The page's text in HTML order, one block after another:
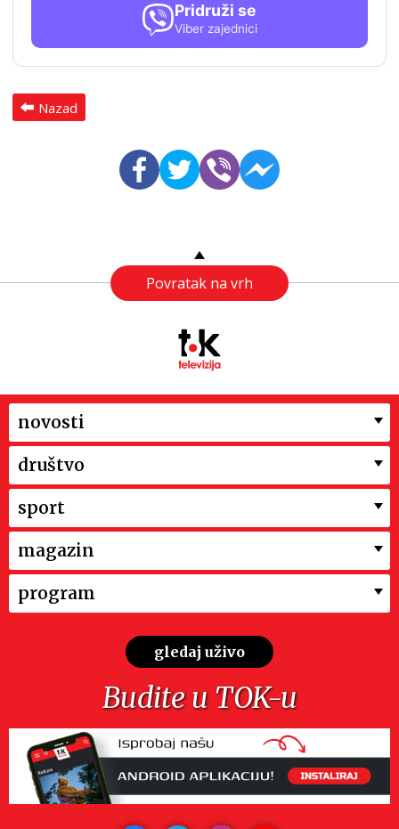
Pridruži se
Viber zajednici
Nazad
Povratak na vrh
novosti
društvo
sport
magazin
program
gledaj uživo
Budite u TOK-u